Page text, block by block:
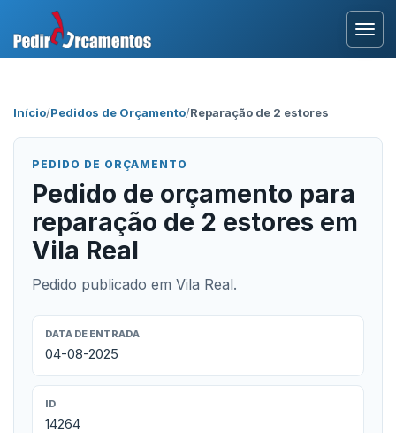
Início/Pedidos de Orçamento/Reparação de 2 estores
PEDIDO DE ORÇAMENTO
Pedido de orçamento para
reparação de 2 estores em
Vila Real
Pedido publicado em Vila Real.
DATA DE ENTRADA
04-08-2025
ID
14264
Área Profissional
Como Funciona?
Testemunhos